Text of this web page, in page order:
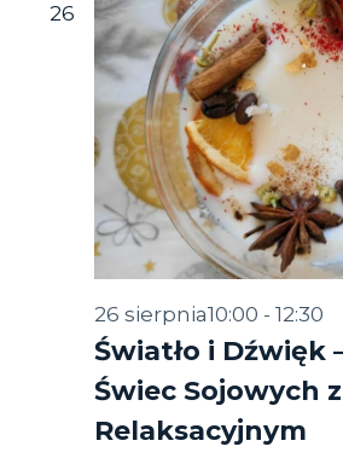
26
Światło i Dźwięk
Świec Sojowych
Relaksacyjnym
26 sierpnia10:00 - 12:30